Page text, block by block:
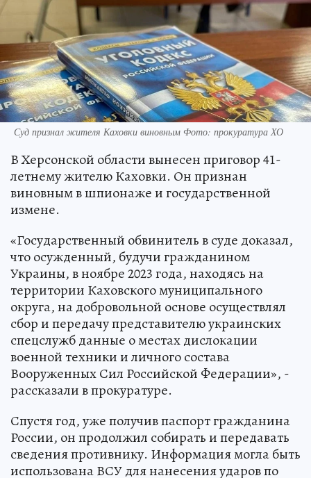
Суд признал жителя Каховки виновным Фото: прокуратура ХО
В Херсонской области вынесен приговор 41-
летнему жителю Каховки. Он признан
виновным в шпионаже и государственной
измене.
«Государственный обвинитель в суде доказал,
что осужденный, будучи гражданином
Украины, в ноябре 2023 года, находясь на
территории Каховского муниципального
округа, на добровольной основе осуществлял
сбор и передачу представителю украинских
спецслужб данные о местах дислокации
военной техники и личного состава
Вооруженных Сил Российской Федерации», -
рассказали в прокуратуре.
Спустя год, уже получив паспорт гражданина
России, он продолжил собирать и передавать
сведения противнику. Информация могла быть
использована ВСУ для нанесения ударов по